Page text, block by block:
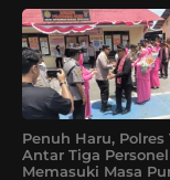
Penuh Haru, Polres
Antar Tiga
Memasuki Masa